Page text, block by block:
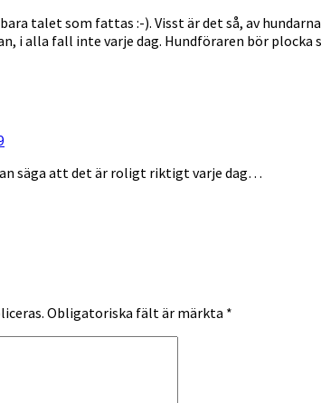
bara talet som fattas :-). Visst är det så, av
i alla fall inte varje dag. Hundföraren bör
säga att det är roligt riktigt varje dag…
Obligatoriska fält är märkta *